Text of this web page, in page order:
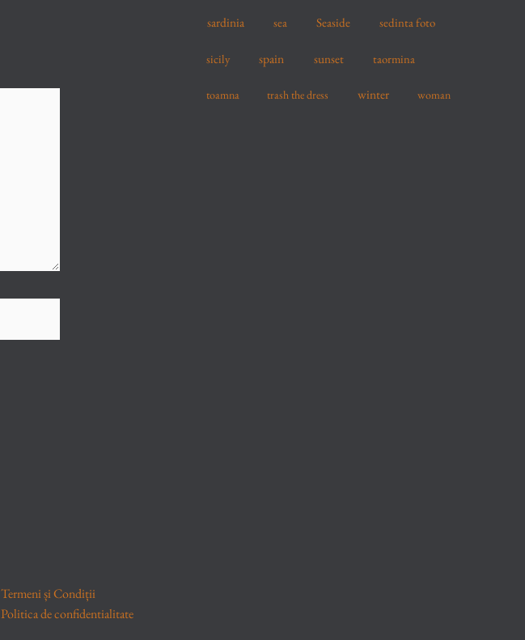
sardinia sea Seaside sedinta foto
sicily spain sunset taormina
toamna trash the dress winter woman
Termeni și Condiții
Politica de confidentialitate